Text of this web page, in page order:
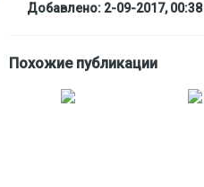
Добавлено: 2-09-2017, 00:38
Похожие публикации